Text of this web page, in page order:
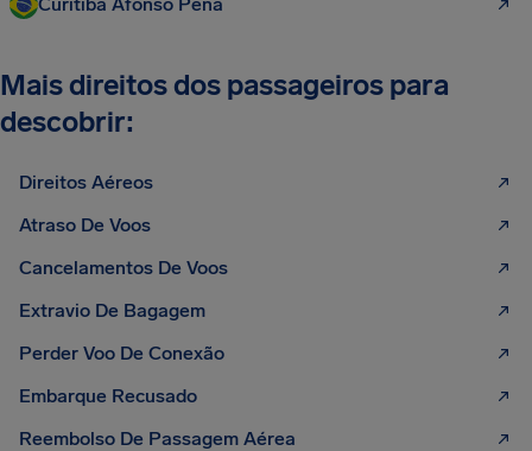
Mais direitos dos passageiros para
descobrir:
Direitos Aéreos
Atraso De Voos
Cancelamentos De Voos
Extravio De Bagagem
Perder Voo De Conexão
Embarque Recusado
Reembolso De Passagem Aérea